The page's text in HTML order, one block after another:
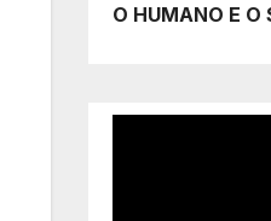
O HUMANO E O